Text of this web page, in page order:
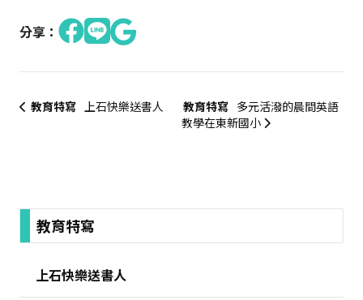
分享：
教育特寫 上石快樂送書人 教育特寫 多元活潑的晨間英語
教學在東新國小
:::教育特寫
上石快樂送書人